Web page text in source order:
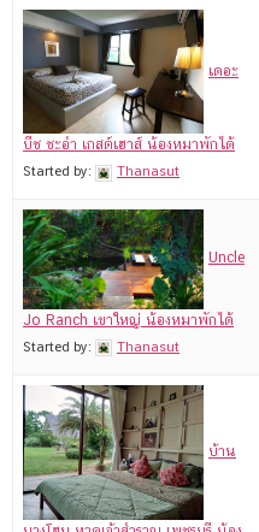
เดอะ
บีช ชะอำ เกสต์เฮาส์ น้องหมาพักได้
Started by: Thanasut
Uncle
Jo Ranch เขาใหญ่ น้องหมาพักได้
Started by: Thanasut
บ้าน